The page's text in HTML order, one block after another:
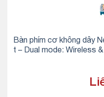
Bàn phím cơ không dây
t – Dual mode: Wireless